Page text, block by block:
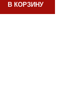
В КОРЗИНУ